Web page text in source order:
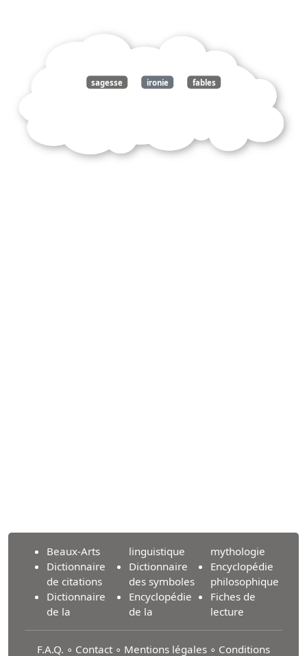
sagesse ironie fables
Beaux-Arts
Dictionnaire
de citations
Dictionnaire
de la
linguistique
Dictionnaire
des symboles
Encyclopédie
de la
mythologie
Encyclopédie
philosophique
Fiches de
lecture
F.A.Q. ∘ Contact ∘ Mentions légales ∘ Conditions